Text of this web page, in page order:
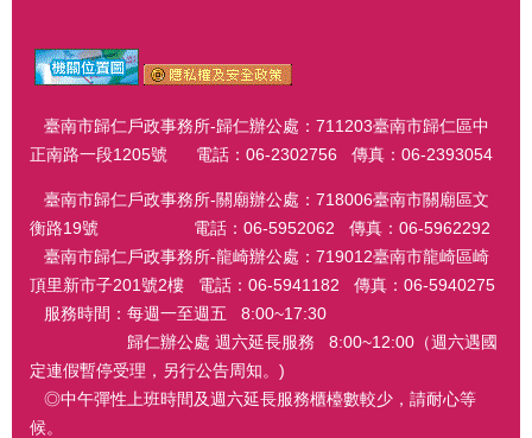
臺南市歸仁戶政事務所-歸仁辦公處：711203臺南市歸仁區中
正南路一段1205號 電話：06-2302756 傳真：06-2393054
臺南市歸仁戶政事務所-關廟辦公處：718006臺南市關廟區文
衡路19號 電話：06-5952062 傳真：06-5962292
臺南市歸仁戶政事務所-龍崎辦公處：719012臺南市龍崎區崎
頂里新市子201號2樓 電話：06-5941182 傳真：06-5940275
服務時間：每週一至週五 8:00~17:30
歸仁辦公處 週六延長服務 8:00~12:00（週六遇國
定連假暫停受理，另行公告周知。)
◎中午彈性上班時間及週六延長服務櫃檯數較少，請耐心等
候。